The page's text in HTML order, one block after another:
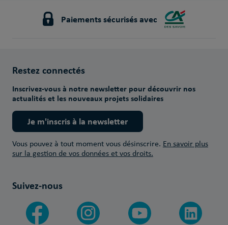
Paiements sécurisés avec
Restez connectés
Inscrivez-vous à notre newsletter pour découvrir nos
actualités et les nouveaux projets solidaires
Je m'inscris à la newsletter
Vous pouvez à tout moment vous désinscrire. En savoir plus
sur la gestion de vos données et vos droits.
Suivez-nous